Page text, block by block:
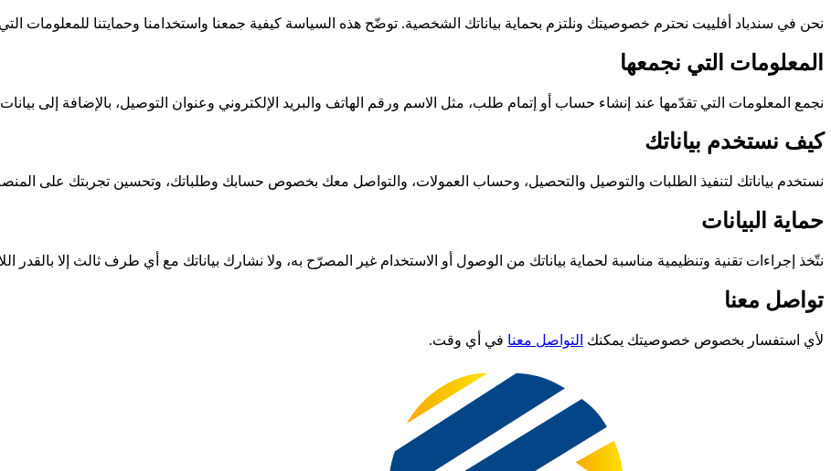
نحن في سندباد أفلييت نحترم خصوصيتك ونلتزم بحماية بياناتك الشخصية. توضّح هذه السياسة كيفية جمعنا واستخدامنا وحمايتنا للمعلومات
المعلومات التي نجمعها
نجمع المعلومات التي تقدّمها عند إنشاء حساب أو إتمام طلب، مثل الاسم ورقم الهاتف والبريد الإلكتروني وعنوان التوصيل، بالإضافة إلى
كيف نستخدم بياناتك
نستخدم بياناتك لتنفيذ الطلبات والتوصيل والتحصيل، وحساب العمولات، والتواصل معك بخصوص حسابك وطلباتك، وتحسين تجربتك على
حماية البيانات
نتّخذ إجراءات تقنية وتنظيمية مناسبة لحماية بياناتك من الوصول أو الاستخدام غير المصرّح به، ولا نشارك بياناتك مع أي طرف ثالث إلا بالقدر
تواصل معنا
لأي استفسار بخصوص خصوصيتك يمكنك التواصل معنا في أي وقت.